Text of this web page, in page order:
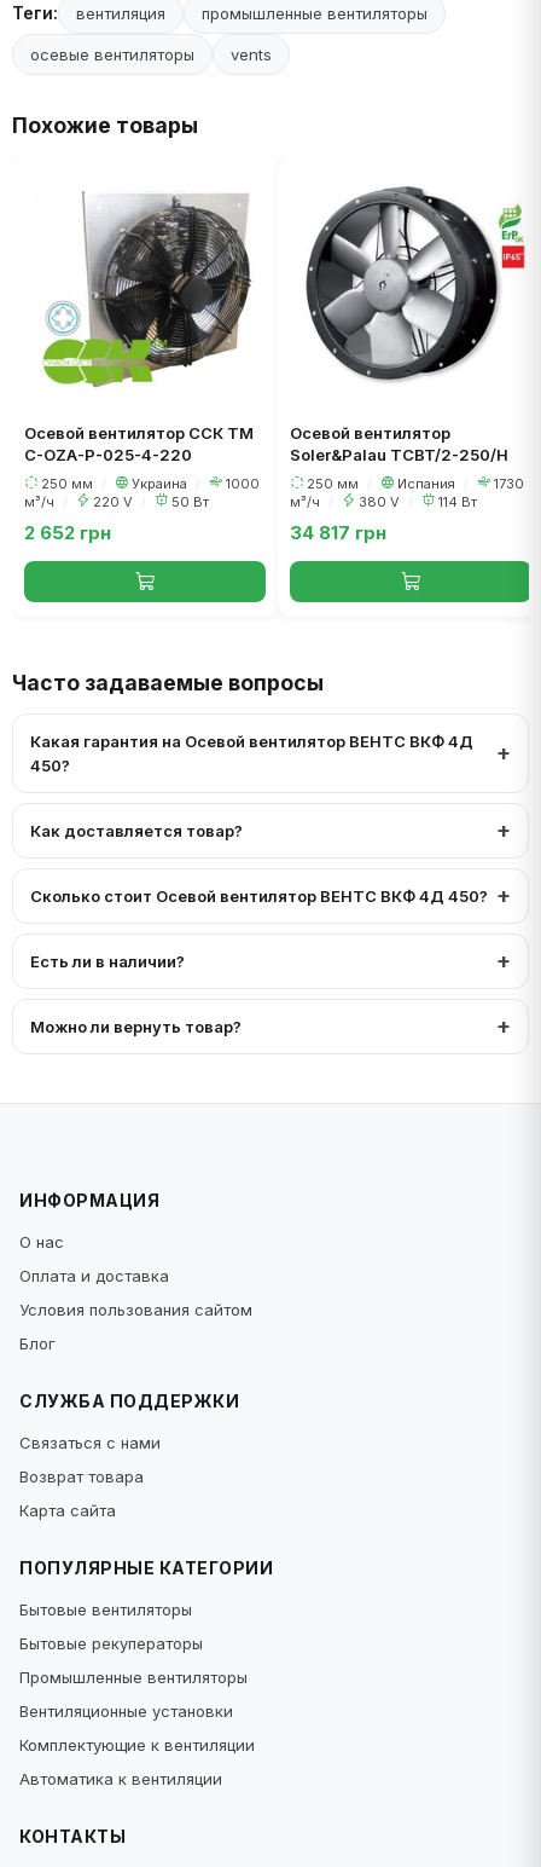
Теги: вентиляция промышленные вентиляторы
осевые вентиляторы vents
Похожие товары
Осевой вентилятор ССК ТМ
C-OZA-P-025-4-220
250 мм Украина
1000
м³/ч
220 V 50 Вт
2 652 грн
Осевой вентилятор
Soler&Palau TCBT/2-250/H
250 мм Испания
1730
м³/ч
380 V 114 Вт
34 817 грн
Часто задаваемые вопросы
Какая гарантия на Осевой вентилятор ВЕНТС ВКФ 4Д
450?
Как доставляется товар?
Сколько стоит Осевой вентилятор ВЕНТС ВКФ 4Д 450?
Есть ли в наличии?
Можно ли вернуть товар?
ИНФОРМАЦИЯ
О нас
Оплата и доставка
Условия пользования сайтом
Блог
СЛУЖБА ПОДДЕРЖКИ
Связаться с нами
Возврат товара
Карта сайта
ПОПУЛЯРНЫЕ КАТЕГОРИИ
Бытовые вентиляторы
Бытовые рекуператоры
Промышленные вентиляторы
Вентиляционные установки
Комплектующие к вентиляции
Автоматика к вентиляции
КОНТАКТЫ